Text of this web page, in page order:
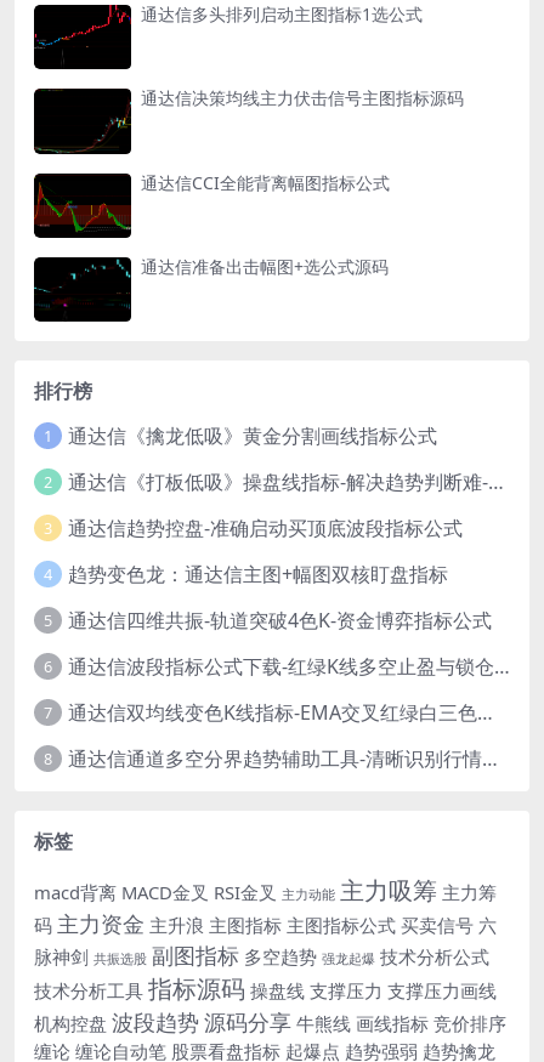
通达信多头排列启动主图指标1选公式
通达信决策均线主力伏击信号主图指标源码
通达信CCI全能背离幅图指标公式
通达信准备出击幅图+选公式源码
排行榜
1 通达信《擒龙低吸》黄金分割画线指标公式
2 通达信《打板低吸》操盘线指标-解决趋势判断难-新手也能轻松参考！
3 通达信趋势控盘-准确启动买顶底波段指标公式
4 趋势变色龙：通达信主图+幅图双核盯盘指标
5 通达信四维共振-轨道突破4色K-资金博弈指标公式
6 通达信波段指标公式下载-红绿K线多空止盈与锁仓信号
7 通达信双均线变色K线指标-EMA交叉红绿白三色柱源码
8 通达信通道多空分界趋势辅助工具-清晰识别行情转折点
标签
macd背离 MACD金叉 RSI金叉 主力动能 主力吸筹 主力筹
码 主力资金 主升浪 主图指标 主图指标公式 买卖信号 六
脉神剑 共振选股 副图指标 多空趋势 强龙起爆 技术分析公式
技术分析工具 指标源码 操盘线 支撑压力 支撑压力画线
机构控盘 波段趋势 源码分享 牛熊线 画线指标 竞价排序
缠论 缠论自动笔 股票看盘指标 起爆点 趋势强弱 趋势擒龙